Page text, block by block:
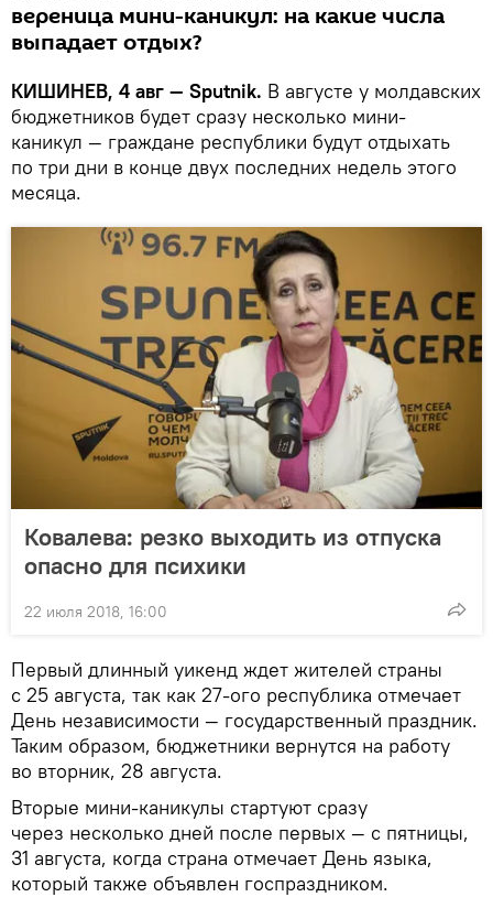
вереница мини-каникул: на какие числа
выпадает отдых?
КИШИНЕВ, 4 авг — Sputnik. В августе у молдавских
бюджетников будет сразу несколько мини-
каникул — граждане республики будут отдыхать
по три дни в конце двух последних недель этого
месяца.
Ковалева: резко выходить из отпуска
опасно для психики
22 июля 2018, 16:00
Первый длинный уикенд ждет жителей страны
с 25 августа, так как 27-ого республика отмечает
День независимости — государственный праздник.
Таким образом, бюджетники вернутся на работу
во вторник, 28 августа.
Вторые мини-каникулы стартуют сразу
через несколько дней после первых — с пятницы,
31 августа, когда страна отмечает День языка,
который также объявлен госпраздником.